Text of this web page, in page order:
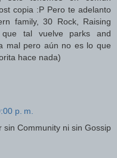
copia :P Pero te adelanto
family, 30 Rock, Raising
tal vuelve parks and
mal pero aún no es lo que
hace nada)
p. m.
Community ni sin Gossip